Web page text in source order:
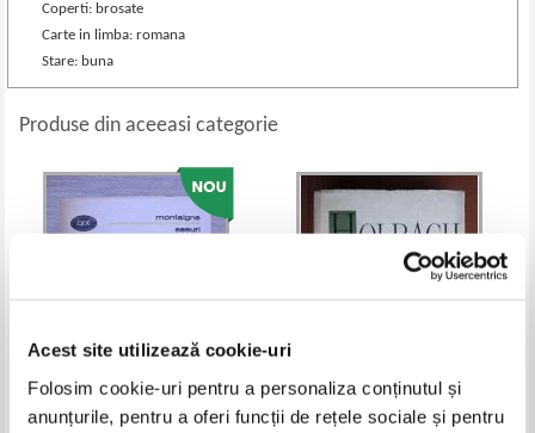
Acest site utilizează cookie-uri
Folosim cookie-uri pentru a personaliza conținutul și
anunțurile, pentru a oferi funcții de rețele sociale și pentru
Coperti: brosate
Carte in limba: romana
Stare: buna
Produse din aceeasi categorie